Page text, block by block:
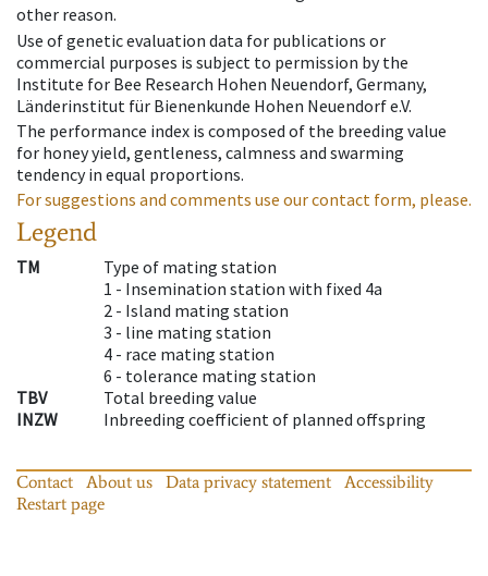
other reason.
Use of genetic evaluation data for publications or
commercial purposes is subject to permission by the
Institute for Bee Research Hohen Neuendorf, Germany,
Länderinstitut für Bienenkunde Hohen Neuendorf e.V.
The performance index is composed of the breeding value
for honey yield, gentleness, calmness and swarming
tendency in equal proportions.
For suggestions and comments use our contact form, please.
Legend
TM
Type of mating station
1 - Insemination station with fixed 4a
2 - Island mating station
3 - line mating station
4 - race mating station
6 - tolerance mating station
TBV
Total breeding value
INZW
Inbreeding coefficient of planned offspring
Contact About us Data privacy statement
Accessibility
Restart page